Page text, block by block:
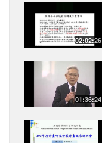
02:02:26
01:36:24